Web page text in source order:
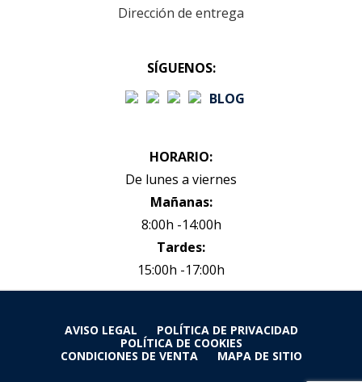
Dirección de entrega
SÍGUENOS:
BLOG
HORARIO:
De lunes a viernes
Mañanas:
8:00h -14:00h
Tardes:
15:00h -17:00h
AVISO LEGAL
POLÍTICA DE PRIVACIDAD
POLÍTICA DE COOKIES
CONDICIONES DE VENTA
MAPA DE SITIO